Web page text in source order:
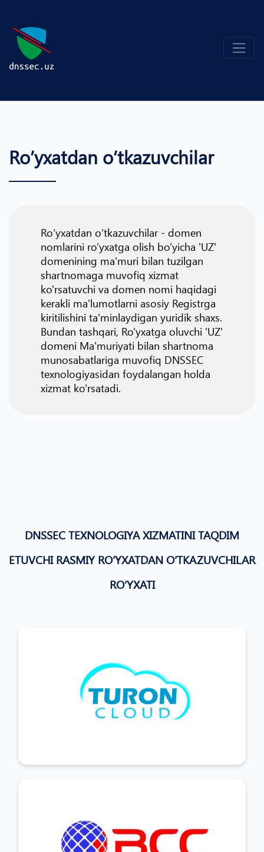
Roʼyxatdan oʼtkazuvchilar
Roʻyxatdan oʻtkazuvchilar - domen
nomlarini ro'yxatga olish bo'yicha 'UZ'
domenining ma'muri bilan tuzilgan
shartnomaga muvofiq xizmat
ko'rsatuvchi va domen nomi haqidagi
kerakli ma'lumotlarni asosiy Registrga
kiritilishini ta'minlaydigan yuridik shaxs.
Bundan tashqari, Ro'yxatga oluvchi 'UZ'
domeni Ma'muriyati bilan shartnoma
munosabatlariga muvofiq DNSSEC
texnologiyasidan foydalangan holda
xizmat ko'rsatadi.
DNSSEC TEXNOLOGIYA XIZMATINI TAQDIM
ETUVCHI RASMIY ROʻYXATDAN OʻTKAZUVCHILAR
ROʻYXATI